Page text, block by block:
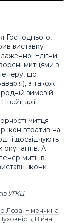
Господнього,
виставку
Едіґни.
митцями з
що
а також
зимовій
митця
ікон втратив на
досвідчують
окупантів. А
митців,
ікони
УГКЦ
Лоза Німеччина
Духовність Війна